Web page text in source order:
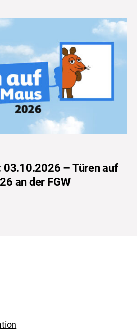
03.10.2026 – Türen auf
an der FGW